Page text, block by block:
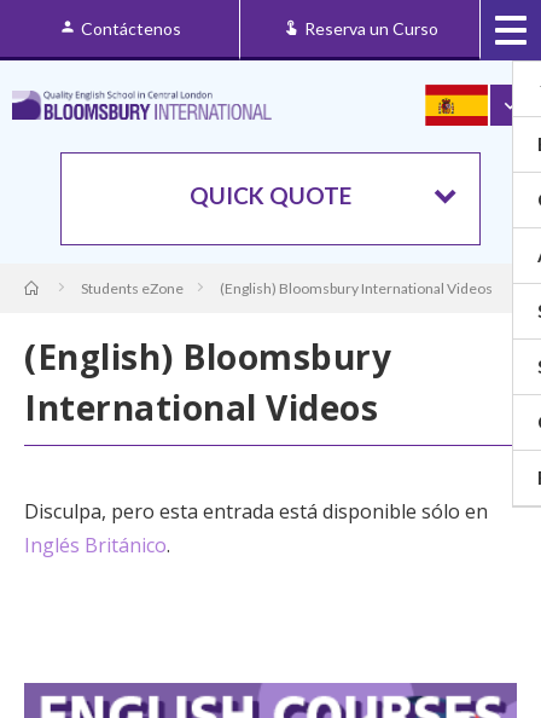
Contáctenos Reserva un Curso
QUICK QUOTE
Students eZone (English) Bloomsbury International Videos
(English) Bloomsbury
International Videos
Disculpa, pero esta entrada está disponible sólo en
Inglés Británico.